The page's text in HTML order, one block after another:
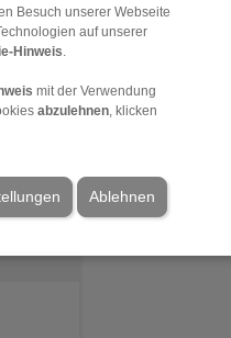
Besuch unserer Webseite
auf unserer
Hinweis
mit der Verwendung
abzulehnen , klicken
Ablehnen